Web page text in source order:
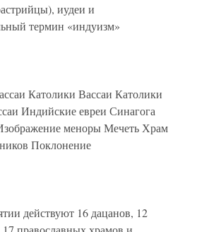
иудеи и
термин «индуизм»
Католики Вассаи Католики
Индийские евреи Синагога
меноры Мечеть Храм
Поклонение
действуют 16 дацанов, 12